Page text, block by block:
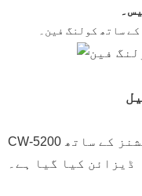
ساتھ کولنگ فین۔
CW-5200 واٹر چلر بلٹ ان الارم فنکشنز کے ساتھ
ڈیزائن کیا گیا ہے۔